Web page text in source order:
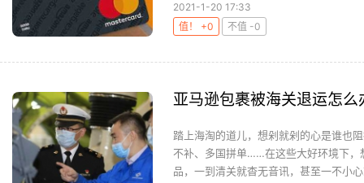
2021-1-20 17:33
值！ +0
不值 -0
亚马逊包裹被海关退运怎么
踏上海淘的道儿，想剁就剁的心是谁也
不补、多国拼单……在这些大好环境下，
品，一到清关就杳无音讯，甚至一不小